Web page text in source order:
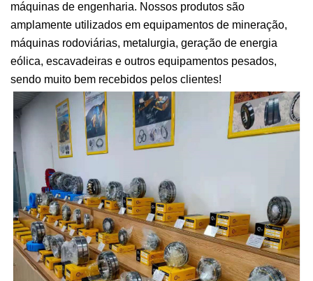
máquinas de engenharia. Nossos produtos são
amplamente utilizados em equipamentos de mineração,
máquinas rodoviárias, metalurgia, geração de energia
eólica, escavadeiras e outros equipamentos pesados,
sendo muito bem recebidos pelos clientes!